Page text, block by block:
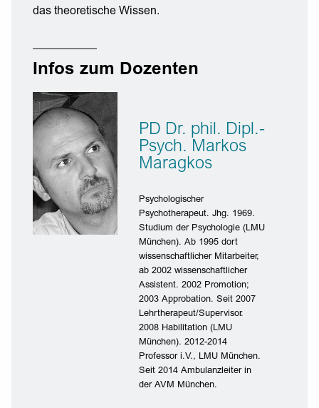
das theoretische Wissen.
Infos zum Dozenten
PD Dr. phil. Dipl.-
Psych. Markos
Maragkos
Psychologischer
Psychotherapeut. Jhg. 1969.
Studium der Psychologie (LMU
München). Ab 1995 dort
wissenschaftlicher Mitarbeiter,
ab 2002 wissenschaftlicher
Assistent. 2002 Promotion;
2003 Approbation. Seit 2007
Lehrtherapeut/Supervisor.
2008 Habilitation (LMU
München). 2012-2014
Professor i.V., LMU München.
Seit 2014 Ambulanzleiter in
der AVM München.